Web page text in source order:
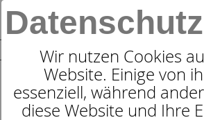
Wir nutzen Cookies
Website. Einige von
essenziell, während
diese Website und Ihre
Cawö PURE